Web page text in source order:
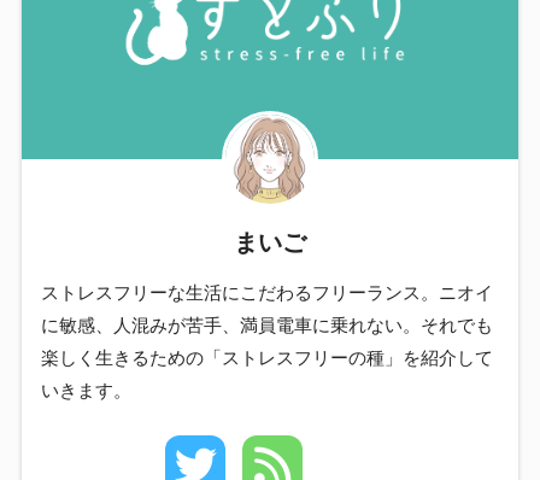
まいご
ストレスフリーな生活にこだわるフリーランス。ニオイ
に敏感、人混みが苦手、満員電車に乗れない。それでも
楽しく生きるための「ストレスフリーの種」を紹介して
いきます。